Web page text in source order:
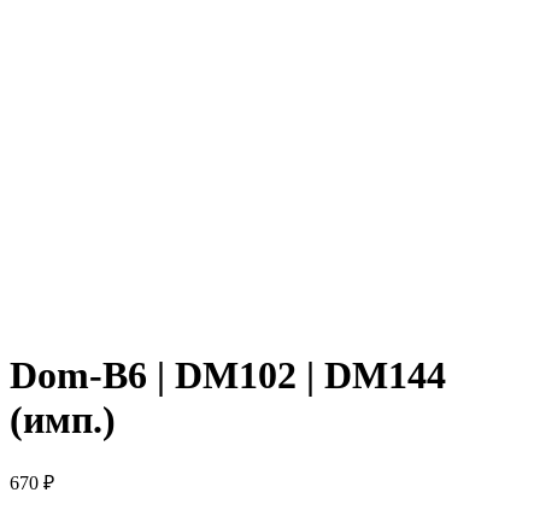
Dom-B6 | DM102 | DM144
(имп.)
670 ₽